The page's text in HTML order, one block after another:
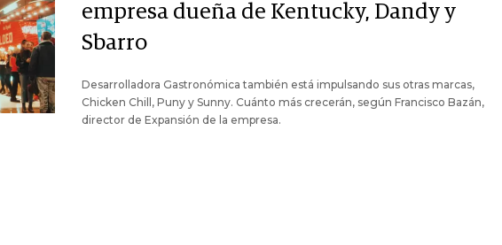
empresa dueña de Kentucky, Dandy y
Sbarro
Desarrolladora Gastronómica también está impulsando sus otras marcas,
Chicken Chill, Puny y Sunny. Cuánto más crecerán, según Francisco Bazán,
director de Expansión de la empresa.